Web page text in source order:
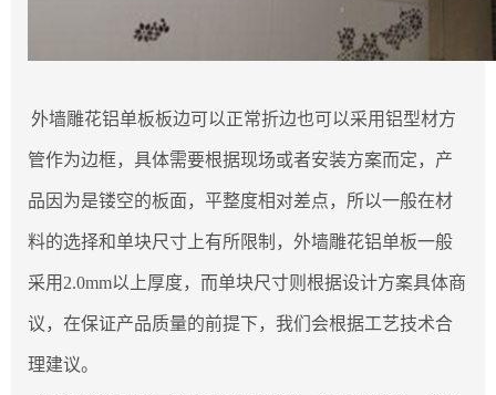
外墙雕花铝单板板边可以正常折边也可以采用铝型材方
管作为边框，具体需要根据现场或者安装方案而定，产
品因为是镂空的板面，平整度相对差点，所以一般在材
料的选择和单块尺寸上有所限制，外墙雕花铝单板一般
采用2.0mm以上厚度，而单块尺寸则根据设计方案具体商
议，在保证产品质量的前提下，我们会根据工艺技术合
理建议。